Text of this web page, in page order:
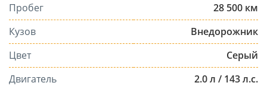
Пробег
28 500 км
Кузов
Внедорожник
Цвет
Серый
Двигатель
2.0 л / 143 л.с.